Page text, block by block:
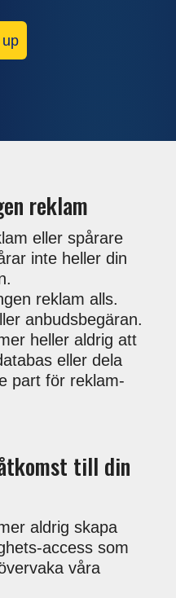
reklam
eller spårare
inte heller din
reklam alls.
anbudsbegäran.
heller aldrig att
eller dela
part för reklam-
till din
aldrig skapa
access som
våra